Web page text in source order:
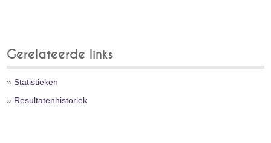
Gerelateerde links
»Statistieken
» Resultatenhistoriek